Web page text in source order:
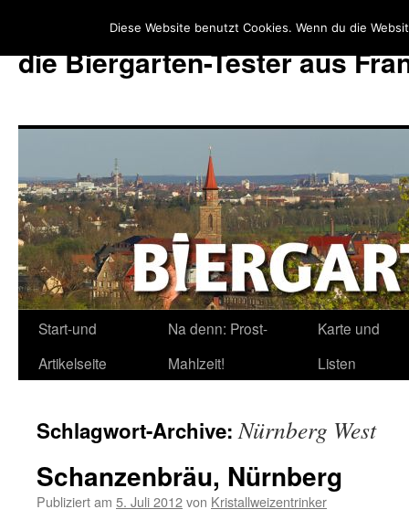
die Biergarten-Tester aus
Zum
Inhalt
Start-und
Artikelseite
Na denn: Prost-
Mahlzeit!
Karte und
Listen
Schlagwort-Archive:Nürnberg West
Schanzenbräu, Nürnberg
Publiziert am 5. Juli 2012von Kristallweizentrinker
Diese Website benutzt Cookies. Wenn du die